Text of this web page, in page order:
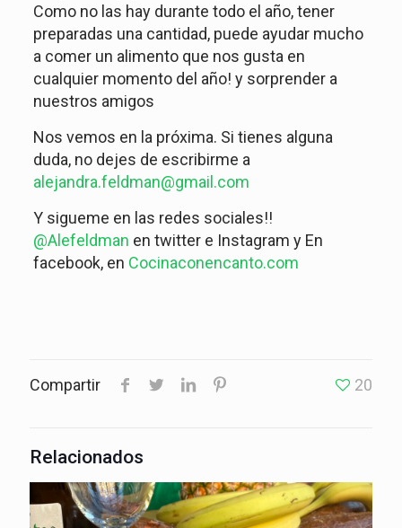
Como no las hay durante todo el año, tener
preparadas una cantidad, puede ayudar mucho
a comer un alimento que nos gusta en
cualquier momento del año! y sorprender a
nuestros amigos
Nos vemos en la próxima. Si tienes alguna
duda, no dejes de escribirme a
alejandra.feldman@gmail.com
Y sigueme en las redes sociales!!
@Alefeldman en twitter e Instagram y En
facebook, en Cocinaconencanto.com
Compartir 20
Relacionados